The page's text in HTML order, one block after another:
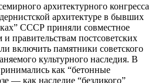
архитектурного конгресса
архитектуре в бывших
СССР приняли совместное
правительствам постсоветских
включить памятники советского
культурного наследия. В
как “бетонные
— как наследие “безликого”